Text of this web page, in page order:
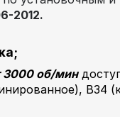
2012.
об/мин
В34